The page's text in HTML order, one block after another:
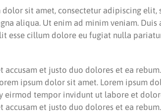
dolor sit amet, consectetur adipiscing
aliqua. Ut enim ad minim veniam.
esse cillum dolore eu fugiat nulla
accusam et justo duo dolores et ea
ipsum dolor sit amet. Lorem ipsum
eirmod tempor invidunt ut labore et
accusam et justo duo dolores et ea